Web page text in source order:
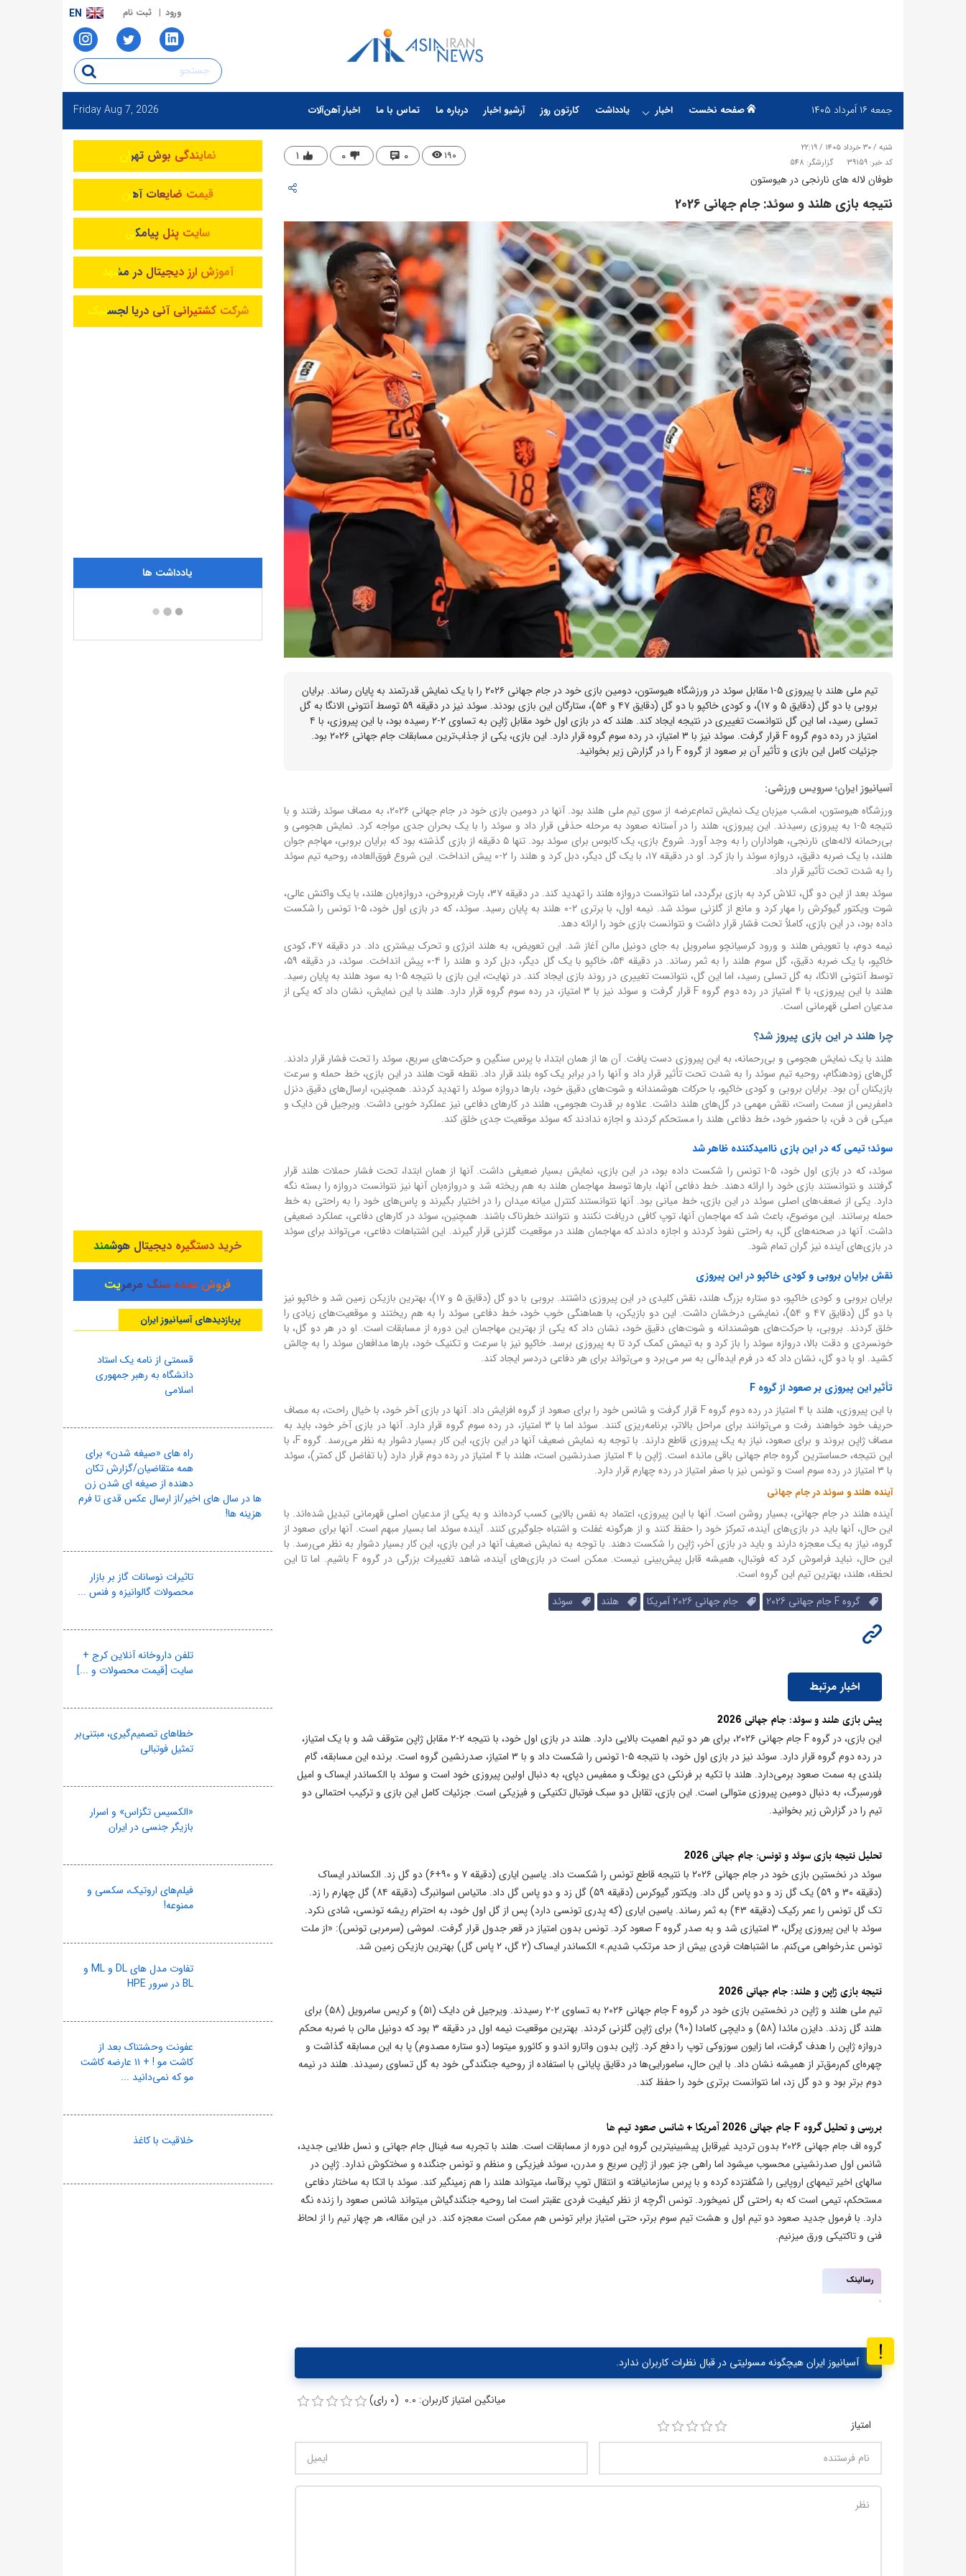
ورود ثبت نام EN
جمعه ۱۶ اَمرداد ۱۴۰۵ صفحه نخست اخبار یادداشت کارتون روز آرشیو اخبار درباره ما تماس با ما اخبار آهن‌آلات FridayAug 7, 2026
شنبه / ۳۰ خرداد ۱۴۰۵ / ۲۲:۱۹
کد خبر: 39159
گزارشگر: 548 ۱۹۰ ۰ ۰ ۱
طوفان لاله های نارنجی در هیوستون
نتیجه بازی هلند و سوئد: جام جهانی 2026
تیم ملی هلند با پیروزی 5-۱ مقابل سوئد در ورزشگاه هیوستون، دومین بازی خود در جام جهانی ۲۰۲۶ را با یک نمایش قدرتمند به پایان رساند. برایان
بروبی با دو گل (دقایق ۵ و ۱۷)، و کودی خاکپو با دو گل (دقایق ۴۷ و ۵۴)، ستارگان این بازی بودند. سوئد نیز در دقیقه ۵۹ توسط آنتونی الانگا به گل
تسلی رسید، اما این گل نتوانست تغییری در نتیجه ایجاد کند. هلند که در بازی اول خود مقابل ژاپن به تساوی ۲-۲ رسیده بود، با این پیروزی، با ۴
امتیاز در رده دوم گروه F قرار گرفت. سوئد نیز با ۳ امتیاز، در رده سوم گروه قرار دارد. این بازی، یکی از جذاب‌ترین مسابقات جام جهانی ۲۰۲۶ بود.
جزئیات کامل این بازی و تأثیر آن بر صعود از گروه F را در گزارش زیر بخوانید.
آسیانیوز ایران؛ سرویس ورزشی:
ورزشگاه هیوستون، امشب میزبان یک نمایش تمام‌عرضه از سوی تیم ملی هلند بود. آنها در دومین بازی خود در جام جهانی ۲۰۲۶، به مصاف سوئد رفتند و با
نتیجه 5-۱ به پیروزی رسیدند. این پیروزی، هلند را در آستانه صعود به مرحله حذفی قرار داد و سوئد را با یک بحران جدی مواجه کرد. نمایش هجومی و
بی‌رحمانه لاله‌های نارنجی، هواداران را به وجد آورد.
شروع بازی، یک کابوس برای سوئد بود. تنها ۵ دقیقه از بازی گذشته بود که برایان بروبی، مهاجم جوان
هلند، با یک ضربه دقیق، دروازه سوئد را باز کرد. او در دقیقه ۱۷، با یک گل دیگر، دبل کرد و هلند را ۲-۰ پیش انداخت. این شروع فوق‌العاده، روحیه تیم سوئد
را به شدت تحت تأثیر قرار داد.
سوئد بعد از این دو گل، تلاش کرد به بازی برگردد، اما نتوانست دروازه هلند را تهدید کند. در دقیقه ۳۷، بارت فربروخن، دروازه‌بان هلند، با یک واکنش عالی،
شوت ویکتور گیوکرش را مهار کرد و مانع از گلزنی سوئد شد. نیمه اول، با برتری ۲-۰ هلند به پایان رسید. سوئد، که در بازی اول خود، ۵-۱ تونس را شکست
داده بود، در این بازی، کاملاً تحت فشار قرار داشت و نتوانست بازی خود را ارائه دهد.
نیمه دوم، با تعویض هلند و ورود کرسیانچو سامرویل به جای دونیل مالن آغاز شد. این تعویض، به هلند انرژی و تحرک بیشتری داد. در دقیقه ۴۷، کودی
خاکپو، با یک ضربه دقیق، گل سوم هلند را به ثمر رساند. در دقیقه ۵۴، خاکپو با یک گل دیگر، دبل کرد و هلند را ۴-۰ پیش انداخت. سوئد، در دقیقه ۵۹،
توسط آنتونی الانگا، به گل تسلی رسید، اما این گل، نتوانست تغییری در روند بازی ایجاد کند. در نهایت، این بازی با نتیجه 5-۱ به سود هلند به پایان رسید.
هلند با این پیروزی، با ۴ امتیاز در رده دوم گروه F قرار گرفت و سوئد نیز با ۳ امتیاز، در رده سوم گروه قرار دارد. هلند با این نمایش، نشان داد که یکی از
مدعیان اصلی قهرمانی است.
چرا هلند در این بازی پیروز شد؟
هلند با یک نمایش هجومی و بی‌رحمانه، به این پیروزی دست یافت. آن ها از همان ابتدا، با پرس سنگین و حرکت‌های سریع، سوئد را تحت فشار قرار دادند.
گل‌های زودهنگام، روحیه تیم سوئد را به شدت تحت تأثیر قرار داد و آنها را در برابر یک کوه بلند قرار داد. نقطه قوت هلند در این بازی، خط حمله و سرعت
بازیکنان آن بود. برایان بروبی و کودی خاکپو، با حرکات هوشمندانه و شوت‌های دقیق خود، بارها دروازه سوئد را تهدید کردند. همچنین، ارسال‌های دقیق دنزل
دامفریس از سمت راست، نقش مهمی در گل‌های هلند داشت. علاوه بر قدرت هجومی، هلند در کارهای دفاعی نیز عملکرد خوبی داشت. ویرجیل فن دایک و
میکی فن د فن، با حضور خود، خط دفاعی هلند را مستحکم کردند و اجازه ندادند که سوئد موقعیت جدی خلق کند.
سوئد؛ تیمی که در این بازی ناامیدکننده ظاهر شد
سوئد، که در بازی اول خود، ۵-۱ تونس را شکست داده بود، در این بازی، نمایش بسیار ضعیفی داشت. آنها از همان ابتدا، تحت فشار حملات هلند قرار
گرفتند و نتوانستند بازی خود را ارائه دهند. خط دفاعی آنها، بارها توسط مهاجمان هلند به هم ریخته شد و دروازه‌بان آنها نیز نتوانست دروازه را بسته نگه
دارد. یکی از ضعف‌های اصلی سوئد در این بازی، خط میانی بود. آنها نتوانستند کنترل میانه میدان را در اختیار بگیرند و پاس‌های خود را به راحتی به خط
حمله برسانند. این موضوع، باعث شد که مهاجمان آنها، توپ کافی دریافت نکنند و نتوانند خطرناک باشند. همچنین، سوئد در کارهای دفاعی، عملکرد ضعیفی
داشت. آنها در صحنه‌های گل، به راحتی نفوذ کردند و اجازه دادند که مهاجمان هلند در موقعیت گلزنی قرار گیرند. این اشتباهات دفاعی، می‌تواند برای سوئد
در بازی‌های آینده نیز گران تمام شود.
نقش برایان بروبی و کودی خاکپو در این پیروزی
برایان بروبی و کودی خاکپو، دو ستاره بزرگ هلند، نقش کلیدی در این پیروزی داشتند. بروبی با دو گل (دقایق ۵ و ۱۷)، بهترین بازیکن زمین شد و خاکپو نیز
با دو گل (دقایق ۴۷ و ۵۴)، نمایشی درخشان داشت. این دو بازیکن، با هماهنگی خوب خود، خط دفاعی سوئد را به هم ریختند و موقعیت‌های زیادی را
خلق کردند. بروبی، با حرکت‌های هوشمندانه و شوت‌های دقیق خود، نشان داد که یکی از بهترین مهاجمان این دوره از مسابقات است. او در هر دو گل، با
خونسردی و دقت بالا، دروازه سوئد را باز کرد و به تیمش کمک کرد تا به پیروزی برسد. خاکپو نیز با سرعت و تکنیک خود، بارها مدافعان سوئد را به چالش
کشید. او با دو گل، نشان داد که در فرم ایده‌آلی به سر می‌برد و می‌تواند برای هر دفاعی دردسر ایجاد کند.
تأثیر این پیروزی بر صعود از گروه F
با این پیروزی، هلند با ۴ امتیاز در رده دوم گروه F قرار گرفت و شانس خود را برای صعود از گروه افزایش داد. آنها در بازی آخر خود، با خیال راحت، به مصاف
حریف خود خواهند رفت و می‌توانند برای مراحل بالاتر، برنامه‌ریزی کنند. سوئد اما با ۳ امتیاز، در رده سوم گروه قرار دارد. آنها در بازی آخر خود، باید به
مصاف ژاپن بروند و برای صعود، نیاز به یک پیروزی قاطع دارند. با توجه به نمایش ضعیف آنها در این بازی، این کار بسیار دشوار به نظر می‌رسد. گروه F، با
این نتیجه، حساسترین گروه جام جهانی باقی مانده است. ژاپن با ۴ امتیاز صدرنشین است، هلند با ۴ امتیاز در رده دوم قرار دارد (با تفاضل گل کمتر)، سوئد
با ۳ امتیاز در رده سوم است و تونس نیز با صفر امتیاز در رده چهارم قرار دارد.
آینده هلند و سوئد در جام جهانی
آینده هلند در جام جهانی، بسیار روشن است. آنها با این پیروزی، اعتماد به نفس بالایی کسب کرده‌اند و به یکی از مدعیان اصلی قهرمانی تبدیل شده‌اند. با
این حال، آنها باید در بازی‌های آینده، تمرکز خود را حفظ کنند و از هرگونه غفلت و اشتباه جلوگیری کنند. آینده سوئد اما بسیار مبهم است. آنها برای صعود از
گروه، نیاز به یک معجزه دارند و باید در بازی آخر، ژاپن را شکست دهند. با توجه به نمایش ضعیف آنها در این بازی، این کار بسیار دشوار به نظر می‌رسد. با
این حال، نباید فراموش کرد که فوتبال، همیشه قابل پیش‌بینی نیست. ممکن است در بازی‌های آینده، شاهد تغییرات بزرگی در گروه F باشیم. اما تا این
لحظه، هلند، بهترین تیم این گروه است.
گروه F جام جهانی 2026
جام جهانی 2026 آمریکا هلند سوئد
اخبار مرتبط
پیش بازی هلند و سوئد: جام جهانی 2026
این بازی، در گروه F جام جهانی ۲۰۲۶، برای هر دو تیم اهمیت بالایی دارد. هلند در بازی اول خود، با نتیجه ۲-۲ مقابل ژاپن متوقف شد و با یک امتیاز،
در رده دوم گروه قرار دارد. سوئد نیز در بازی اول خود، با نتیجه ۵-۱ تونس را شکست داد و با ۳ امتیاز، صدرنشین گروه است. برنده این مسابقه، گام
بلندی به سمت صعود برمی‌دارد. هلند با تکیه بر فرنکی دی یونگ و ممفیس دپای، به دنبال اولین پیروزی خود است و سوئد با الکساندر ایساک و امیل
فورسبرگ، به دنبال دومین پیروزی متوالی است. این بازی، تقابل دو سبک فوتبال تکنیکی و فیزیکی است. جزئیات کامل این بازی و ترکیب احتمالی دو
تیم را در گزارش زیر بخوانید.
تحلیل نتیجه بازی سوئد و تونس: جام جهانی 2026
سوئد در نخستین بازی خود در جام جهانی ۲۰۲۶ با نتیجه قاطع تونس را شکست داد. یاسین ایاری (دقیقه ۷ و ۹۰+۶) دو گل زد. الکساندر ایساک
(دقیقه ۳۰ و ۵۹) یک گل زد و دو پاس گل داد. ویکتور گیوکرس (دقیقه ۵۹) گل زد و دو پاس گل داد. ماتیاس اسوانبرگ (دقیقه ۸۴) گل چهارم را زد.
تک گل تونس را عمر رکیک (دقیقه ۴۳) به ثمر رساند. یاسین ایاری (که پدری تونسی دارد) پس از گل اول خود، به احترام ریشه تونسی، شادی نکرد.
سوئد با این پیروزی پرگل، ۳ امتیازی شد و به صدر گروه F صعود کرد. تونس بدون امتیاز در قعر جدول قرار گرفت. لموشی (سرمربی تونس): «از ملت
تونس عذرخواهی می‌کنم. ما اشتباهات فردی بیش از حد مرتکب شدیم.» الکساندر ایساک (۲ گل، ۲ پاس گل) بهترین بازیکن زمین شد.
نتیجه بازی ژاپن و هلند: جام جهانی 2026
تیم ملی هلند و ژاپن در نخستین بازی خود در گروه F جام جهانی ۲۰۲۶ به تساوی ۲-۲ رسیدند. ویرجیل فن دایک (۵۱) و کریس سامرویل (۵۸) برای
هلند گل زدند. دایزن مائدا (۵۸) و دایچی کامادا (۹۰) برای ژاپن گلزنی کردند. بهترین موقعیت نیمه اول در دقیقه ۳ بود که دونیل مالن با ضربه محکم
دروازه ژاپن را هدف گرفت، اما زایون سوزوکی توپ را دفع کرد. ژاپن بدون واتارو اندو و کائورو میتوما (دو ستاره مصدوم) پا به این مسابقه گذاشت و
چهره‌ای کم‌رمق‌تر از همیشه نشان داد. با این حال، سامورایی‌ها در دقایق پایانی با استفاده از روحیه جنگندگی خود به گل تساوی رسیدند. هلند در نیمه
دوم برتر بود و دو گل زد، اما نتوانست برتری خود را حفظ کند.
بررسی و تحلیل گروه F جام جهانی 2026 آمریکا + شانس صعود تیم ها
گروه اف جام جهانی ۲۰۲۶ بدون تردید غیرقابل پیشبینیترین گروه این دوره از مسابقات است. هلند با تجربه سه فینال جام جهانی و نسل طلایی جدید،
شانس اول صدرنشینی محسوب میشود اما راهی جز عبور از ژاپن سریع و مدرن، سوئد فیزیکی و منظم و تونس جنگنده و سختکوش ندارد. ژاپن در
سالهای اخیر تیمهای اروپایی را شگفتزده کرده و با پرس سازمانیافته و انتقال توپ برقآسا، میتواند هلند را هم زمینگیر کند. سوئد با اتکا به ساختار دفاعی
مستحکم، تیمی است که به راحتی گل نمیخورد. تونس اگرچه از نظر کیفیت فردی عقبتر است اما روحیه جنگندگیاش میتواند شانس صعود را زنده نگه
دارد. با فرمول جدید صعود دو تیم اول و هشت تیم سوم برتر، حتی امتیاز برابر تونس هم ممکن است معجزه کند. در این مقاله، هر چهار تیم را از لحاظ
فنی و تاکتیکی ورق میزنیم.
رسالینک
آسیانیوز ایران هیچگونه مسولیتی در قبال نظرات کاربران ندارد.
میانگین امتیاز کاربران: 0.0 (0 رای)
امتیاز
نمایندگی بوش تهران
قیمت ضایعات آهن
سایت پنل پیامکی
آموزش ارز دیجیتال در مشهد
شرکت کشتیرانی آنی دریا لجستیک
یادداشت ها
خرید دستگیره دیجیتال هوشمند
فروش عمده سنگ مرمریت
پربازدیدهای آسیانیوز ایران
قسمتی از نامه یک استاد
دانشگاه به رهبر جمهوری
اسلامی
راه های «صیغه شدن» برای
همه متقاضیان/گزارش تکان
دهنده از صیغه ای شدن زن
ها در سال های اخیر/از ارسال عکس قدی تا فرم
هزینه ها!
تاثیرات نوسانات گاز بر بازار
محصولات گالوانیزه و فنس ...
تلفن داروخانه آنلاین کرج +
سایت [قیمت محصولات و ...]
خطاهای تصمیم‌گیری، مبتنی‌بر
تمثیل فوتبالی
«الکسیس تگزاس» و اسرار
بازیگر جنسی در ایران
فیلم‌های اروتیک، سکسی و
ممنوعه!
تفاوت مدل های DL و ML و
BL در سرور HPE
عفونت وحشتناک بعد از
کاشت مو ! + ۱۱ عارضه کاشت
مو که نمی‌دانید ...
خلاقیت با کاغذ